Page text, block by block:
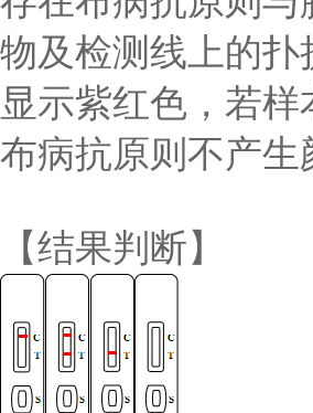
物及检测线上的扑
显示紫红色，若样
布病抗原则不产生
【结果判断】